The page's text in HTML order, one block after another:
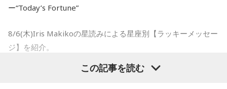
誤解のないように言っておくと、ここで言う「あざと(あざと
ことではありません。自信を持って、自分の雰囲気を大切に
し、ちょっぴり強気な姿勢で最高な自分を目指す、という意
人生を重く考えすぎず、みんなのテンションをあげて、本音
ー“Today’s Fortune”
8/6(木)Iris Makikoの星読みによる星座別【ラッキーメッセー
ジ】を紹介。
- * - * - * - * - * - * - * - * - * - * - * - * - * - * - * - * - * - * - *
この記事を読む